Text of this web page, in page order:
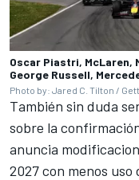
Oscar Piastri, McLaren,
George Russell,
Photo by: Jared C. Tilton /
También sin duda
sobre la
anuncia
2027 con menos uso